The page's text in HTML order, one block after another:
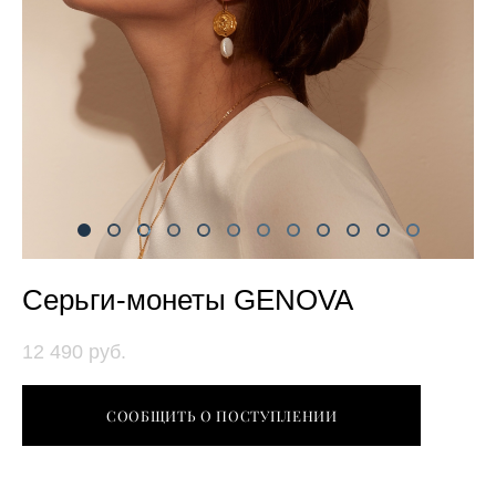
Серьги-монеты GENOVA
12 490 pуб.
СООБЩИТЬ О ПОСТУПЛЕНИИ